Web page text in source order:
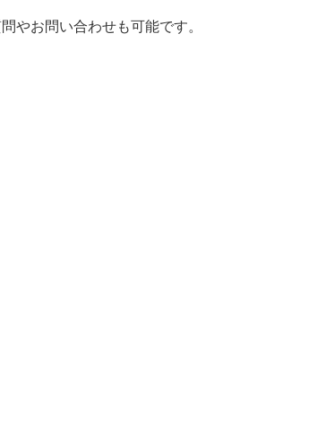
やお問い合わせも可能です。